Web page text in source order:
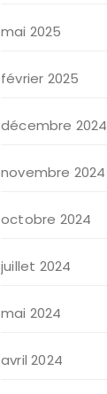
mai 2025
février 2025
décembre 2024
novembre 2024
octobre 2024
juillet 2024
mai 2024
avril 2024